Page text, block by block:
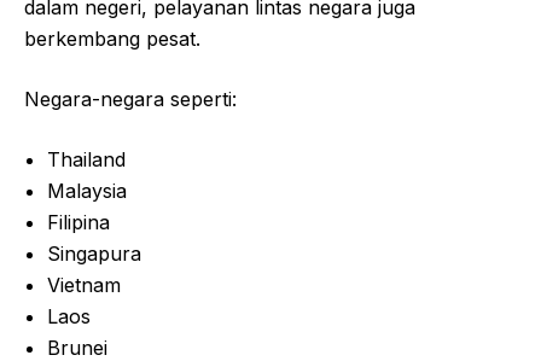
dalam negeri, pelayanan lintas negara juga
berkembang pesat.
Negara-negara seperti:
Thailand
Malaysia
Filipina
Singapura
Vietnam
Laos
Brunei